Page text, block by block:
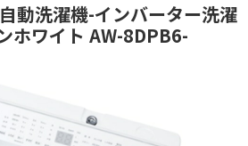
動洗濯機-インバーター洗濯
ホワイト AW-8DPB6-